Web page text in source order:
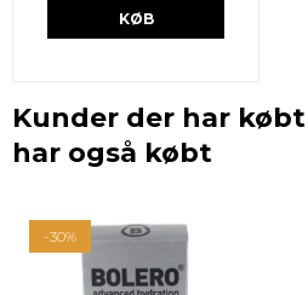
KØB
Kunder der har
har også købt
-30%